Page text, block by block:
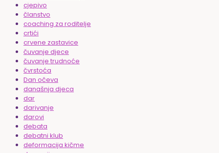
cjepivo
članstvo
coaching za roditelje
crtići
crvene zastavice
čuvanje djece
čuvanje trudnoće
čvrstoća
Dan očeva
današnja djeca
dar
darivanje
darovi
debata
debatni klub
deformacija kičme